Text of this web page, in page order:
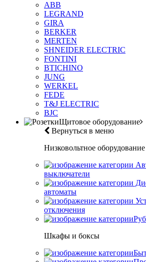
ABB
LEGRAND
GIRA
BERKER
MERTEN
SHNEIDER ELECTRIC
FONTINI
BTICHINO
JUNG
WERKEL
FEDE
T&J ELECTRIC
BJC
Щитовое оборудование
Вернуться в меню
Низковольтное оборудование
выключатели
автоматы
отключения
Шкафы и боксы